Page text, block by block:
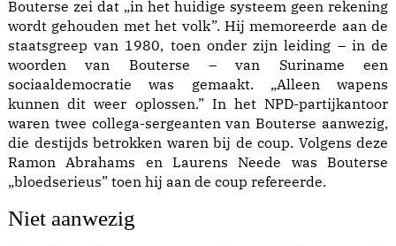
Bouterse zei dat „in het huidige systeem geen rekening
wordt gehouden met het volk”. Hij memoreerde aan de
staatsgreep van 1980, toen onder zijn leiding – in de
woorden van Bouterse – van Suriname een
sociaaldemocratie was gemaakt. „Alleen wapens
kunnen dit weer oplossen.” In het NPD-partijkantoor
waren twee collega-sergeanten van Bouterse aanwezig,
die destijds betrokken waren bij de coup. Volgens deze
Ramon Abrahams en Laurens Neede was Bouterse
„bloedserieus” toen hij aan de coup refereerde.
Niet aanwezig